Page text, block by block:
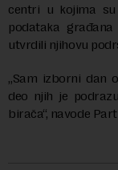
centri u kojima
podataka
utvrdili njihovu
„Sam izborni dan
deo njih je
birača“, navode